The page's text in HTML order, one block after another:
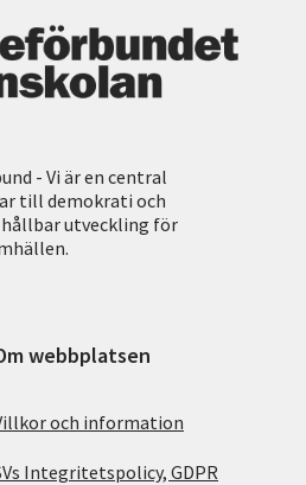
- Vi är en central
till demokrati och
utveckling för
webbplatsen
och information
Integritetspolicy, GDPR